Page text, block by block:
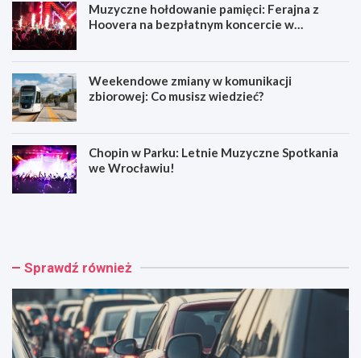
Muzyczne hołdowanie pamięci: Ferajna z
Hoovera na bezpłatnym koncercie w
Weekendowe zmiany w komunikacji
zbiorowej: Co musisz wiedzieć?
Chopin w Parku: Letnie Muzyczne Spotkania
we Wrocławiu!
W
e
n
a
A
4
M
z
e
h
o
ł
Sprawdź również